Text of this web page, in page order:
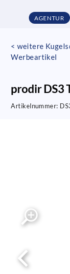
AGENTUR
< weitere
Werbeartikel
prodir DS3
Artikelnummer: